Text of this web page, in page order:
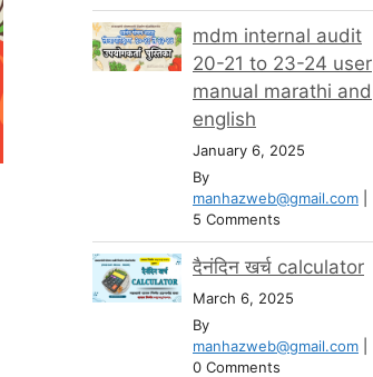
mdm internal audit
20-21 to 23-24 user
manual marathi and
english
January 6, 2025
By
manhazweb@gmail.com
5 Comments
दैनंदिन खर्च calculator
March 6, 2025
By
manhazweb@gmail.com
0 Comments